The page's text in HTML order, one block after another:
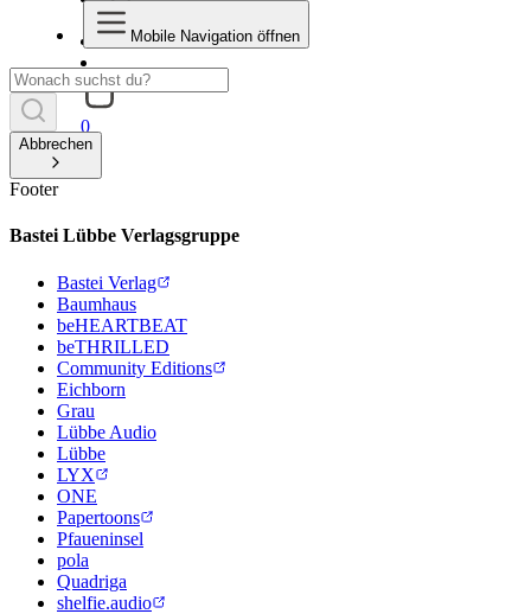
0
Mobile Navigation öffnen
Abbrechen
Footer
Bastei Lübbe Verlagsgruppe
Bastei Verlag
Baumhaus
beHEARTBEAT
beTHRILLED
Community Editions
Eichborn
Grau
Lübbe Audio
Lübbe
LYX
ONE
Papertoons
Pfaueninsel
pola
Quadriga
shelfie.audio